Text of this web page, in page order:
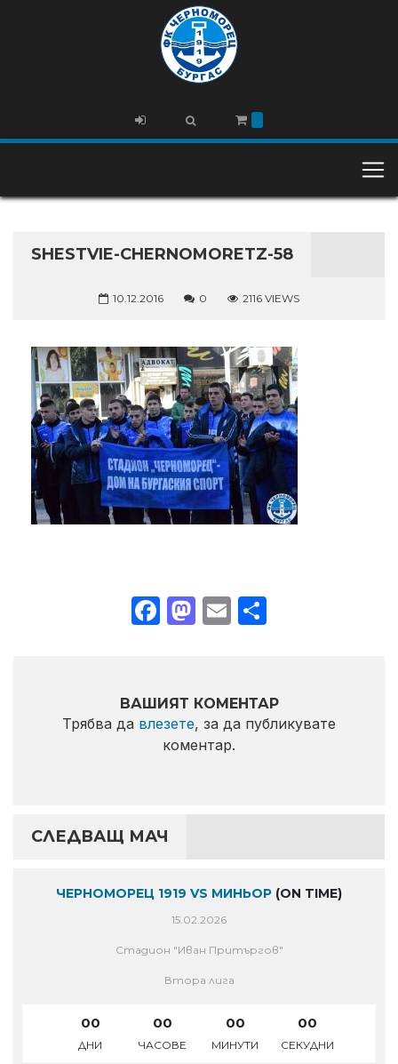
SHESTVIE-CHERNOMORETZ-58
10.12.2016 0 2116 VIEWS
Facebook
Mastodon
Email
ВАШИЯТ КОМЕНТАР
Трябва да влезете, за да публикувате
коментар.
СЛЕДВАЩ МАЧ
ЧЕРНОМОРЕЦ 1919 VS МИНЬОР (ON TIME)
15.02.2026
Стадион "Иван Притъргов"
Втора лига
00
ДНИ
00
ЧАСОВЕ
00
МИНУТИ
00
СЕКУДНИ